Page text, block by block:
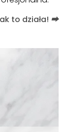
to działa! ⮕